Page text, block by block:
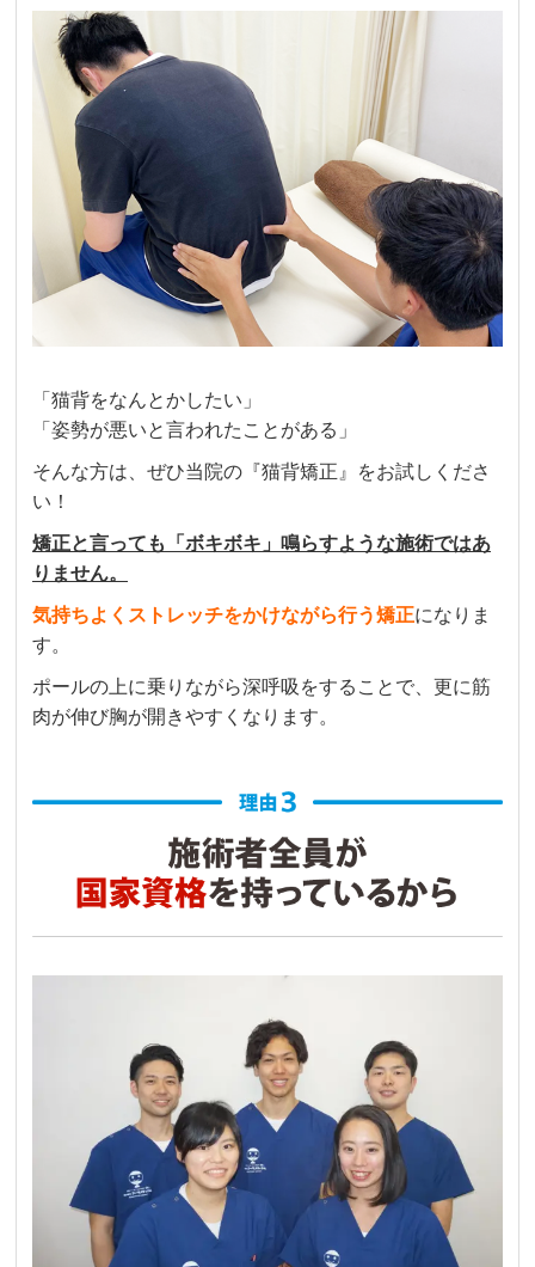
気の院です。
今後もよろしくお願いします。
さき
2 週間前
頭痛が酷いのと猫背がずっと気になっていたの
ですが、1回やるだけでも首周りが軽くなり、姿
勢もかなり良くなりました！
スタッフの方も明るく、活気があり心地よい環
境で施術してもらっています。
「猫背をなんとかしたい」
「姿勢が悪いと言われたことがある」
そんな方は、ぜひ当院の『猫背矯正』をお試しくださ
い！
矯正と言っても「ボキボキ」鳴らすような施術ではあ
りません。
気持ちよくストレッチをかけながら行う矯正になりま
す。
ポールの上に乗りながら深呼吸をすることで、更に筋
肉が伸び胸が開きやすくなります。